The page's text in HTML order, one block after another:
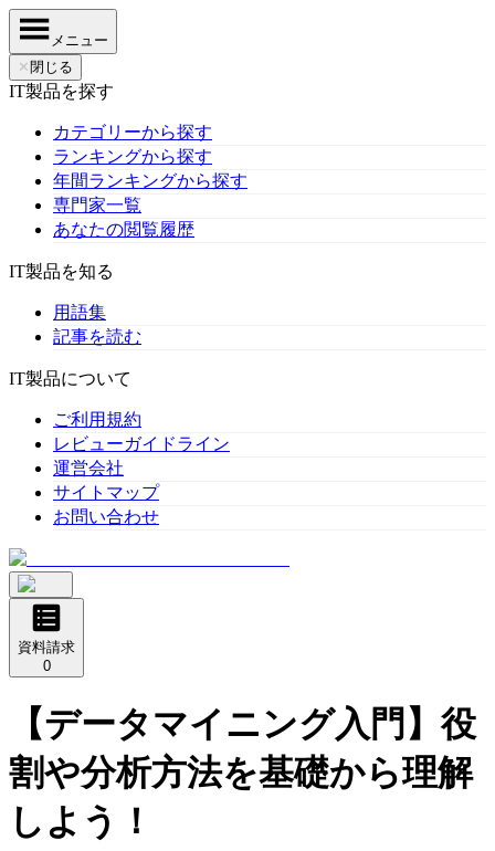
メニュー
✕ 閉じる
IT製品を探す
カテゴリーから探す
ランキングから探す
年間ランキングから探す
専門家一覧
あなたの閲覧履歴
IT製品を知る
用語集
記事を読む
IT製品について
ご利用規約
レビューガイドライン
運営会社
サイトマップ
お問い合わせ
資料請求
0
【データマイニング入門】役
割や分析方法を基礎から理解
しよう！